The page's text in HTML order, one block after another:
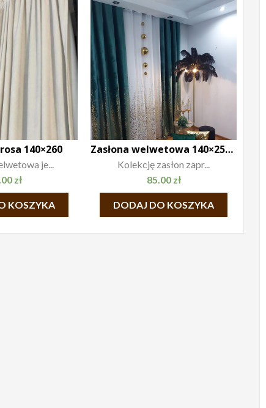
140×260
je...
zł
KOSZYKA
Zasłona welwetowa 140×250 Glam
Kolekcję zasłon zapr...
85.00 zł
DODAJ DO KOSZYKA